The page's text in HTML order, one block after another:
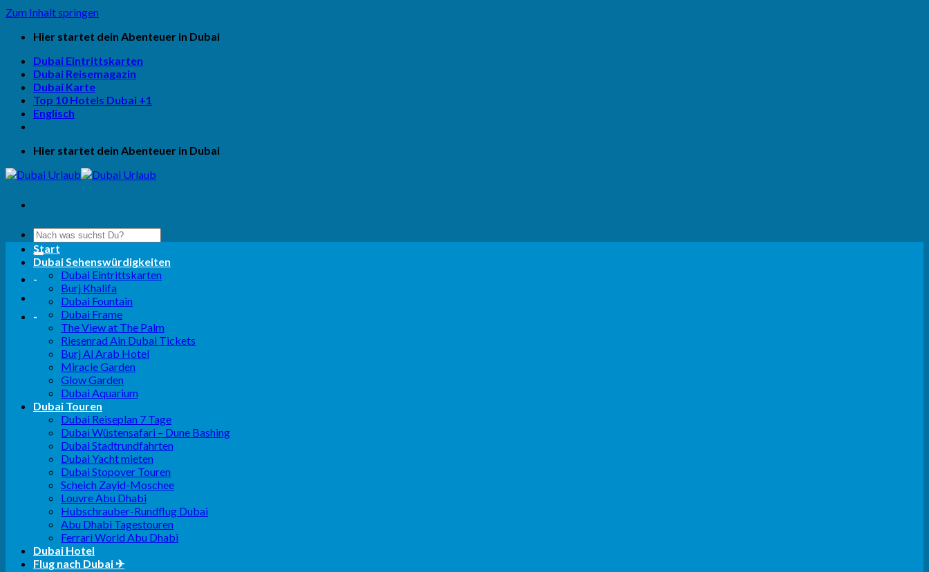
Zum Inhalt springen
Hier startet dein Abenteuer in Dubai
Dubai Eintrittskarten
Dubai Reisemagazin
Dubai Karte
Top 10 Hotels Dubai +1
Englisch
Hier startet dein Abenteuer in Dubai
-
-
Start
Dubai Sehenswürdigkeiten
Dubai Eintrittskarten
Burj Khalifa
Dubai Fountain
Dubai Frame
The View at The Palm
Riesenrad Ain Dubai Tickets
Burj Al Arab Hotel
Miracle Garden
Glow Garden
Dubai Aquarium
Dubai Touren
Dubai Reiseplan 7 Tage
Dubai Wüstensafari – Dune Bashing
Dubai Stadtrundfahrten
Dubai Yacht mieten
Dubai Stopover Touren
Scheich Zayid-Moschee
Louvre Abu Dhabi
Hubschrauber-Rundflug Dubai
Abu Dhabi Tagestouren
Ferrari World Abu Dhabi
Dubai Hotel
Flug nach Dubai ✈